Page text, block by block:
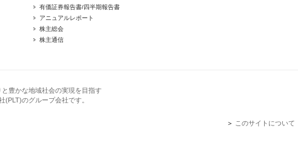
有価証券報告書/四半期報告書
アニュアルレポート
株主総会
株主通信
豊かな地域社会の実現を目指す
(PLT)のグループ会社です。
＞ このサイトについて